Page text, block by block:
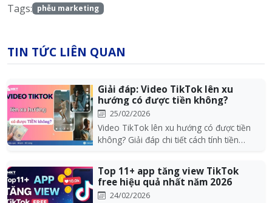
Tags: phễu marketing
TIN TỨC LIÊN QUAN
Giải đáp: Video TikTok lên xu
hướng có được tiền không?
25/02/2026
Video TikTok lên xu hướng có được tiền
không? Giải đáp chi tiết cách tính tiền
Top 11+ app tăng view TikTok
free hiệu quả nhất năm 2026
24/02/2026